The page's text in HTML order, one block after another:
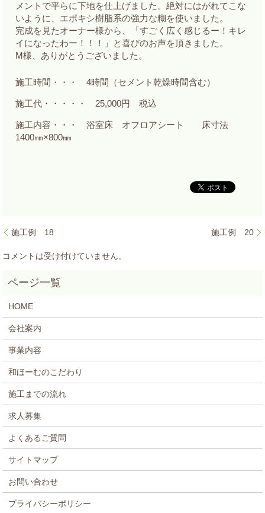
メントで平らに下地を仕上げました。絶対にはがれてこな
いように、エポキシ樹脂系の強力な糊を使いました。
完成を見たオーナー様から、「すごく広く感じるー！キレ
イになったわー！！！」と喜びのお声を頂きました。
M様、ありがとうございました。
施工時間・・・ 4時間（セメント乾燥時間含む）
施工代・・・・・ 25,000円 税込
施工内容・・・ 浴室床 オフロアシート 床寸法
1400㎜×800㎜
施工例 18 施工例 20
コメントは受け付けていません。
HOME
会社案内
事業内容
和ほーむのこだわり
施工までの流れ
求人募集
よくあるご質問
サイトマップ
お問い合わせ
プライバシーポリシー